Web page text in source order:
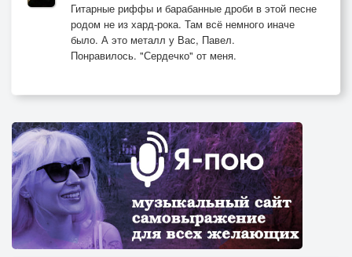
Гитарные риффы и барабанные дроби в этой песне
родом не из хард-рока. Там всё немного иначе
было. А это металл у Вас, Павел.
Понравилось. "Сердечко" от меня.